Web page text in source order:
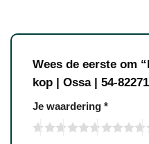
Wees de eerste om
kop | Ossa | 54-
Je waardering *